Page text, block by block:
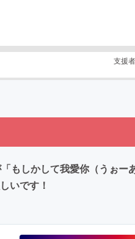
支援
もしかして我愛你（うぉー
いです！